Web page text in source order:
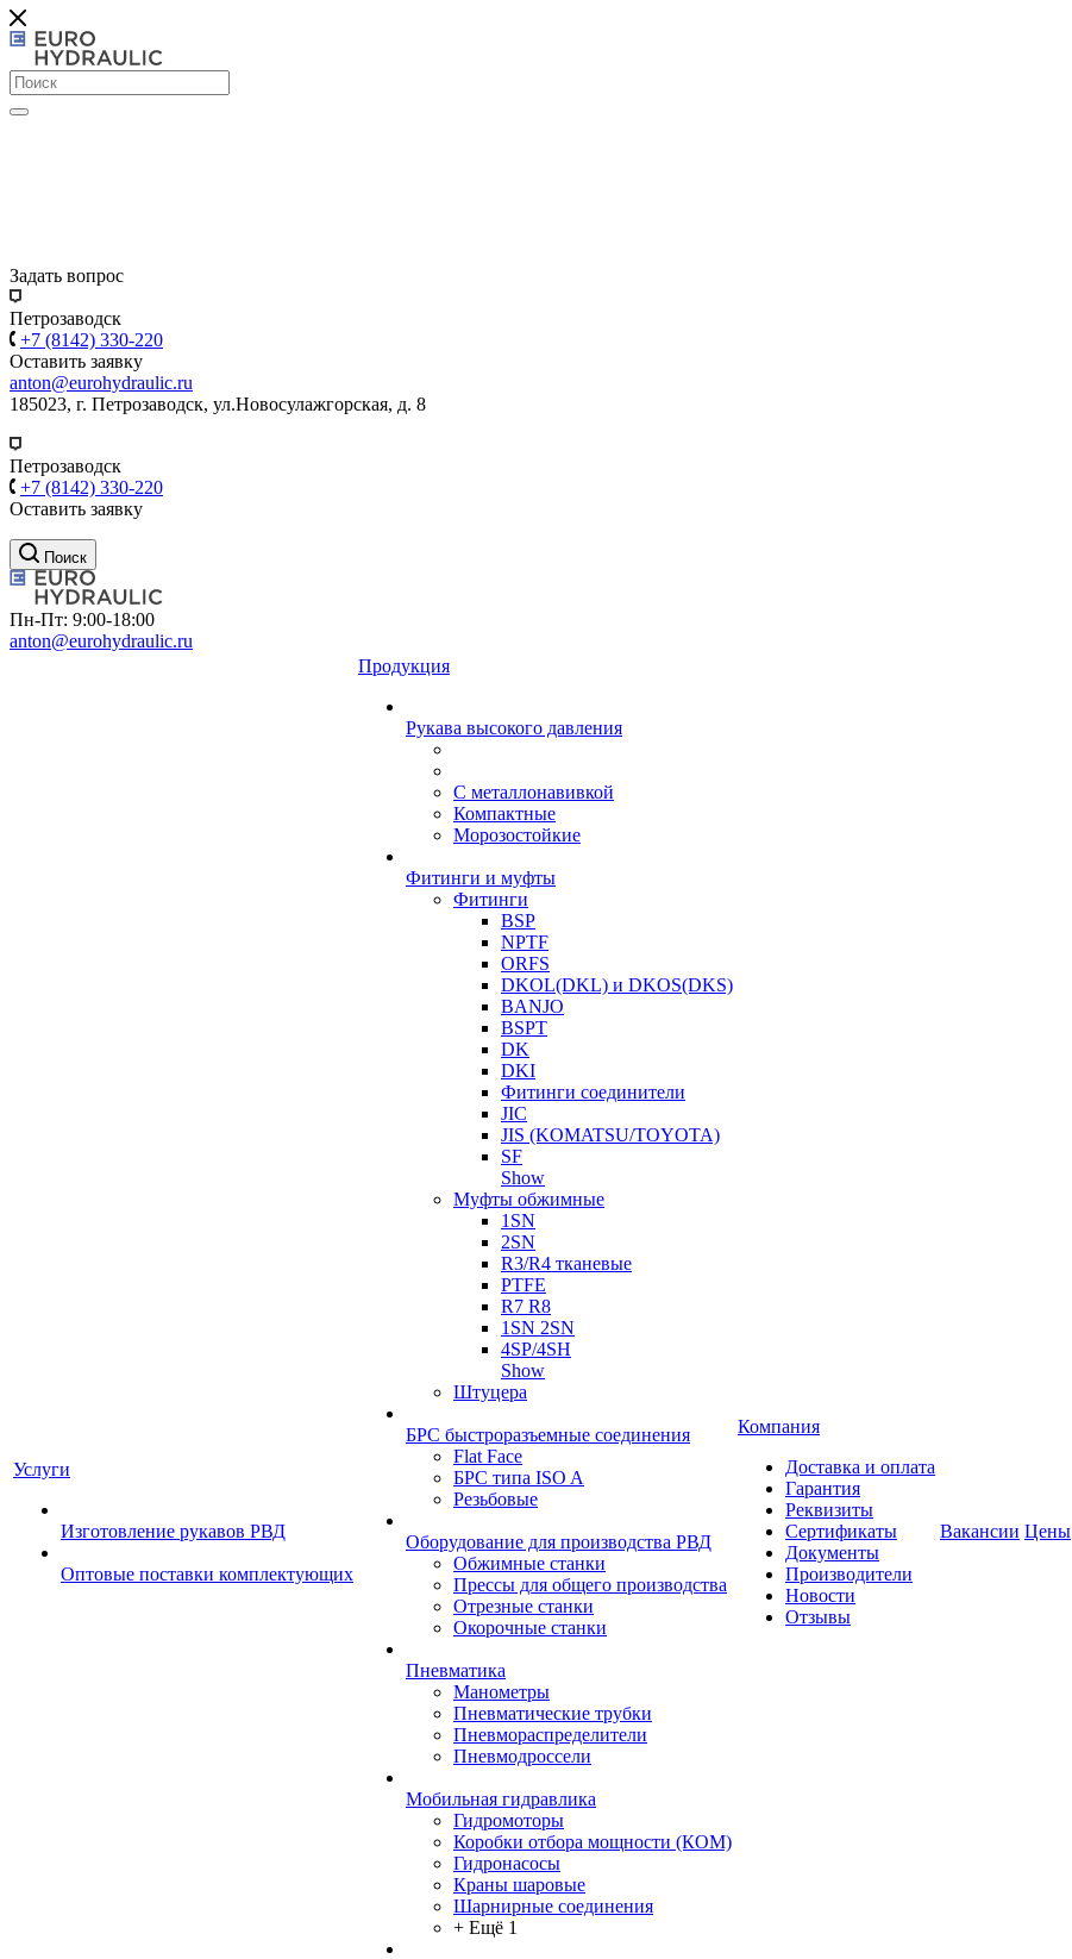
Задать вопрос
Петрозаводск
+7 (8142) 330-220
Оставить заявку
anton@eurohydraulic.ru
185023, г. Петрозаводск, ул.Новосулажгорская, д. 8
Петрозаводск
+7 (8142) 330-220
Оставить заявку
Поиск
Пн-Пт: 9:00-18:00
anton@eurohydraulic.ru
Услуги
Изготовление рукавов РВД
Оптовые поставки комплектующих
Продукция
Рукава высокого давления
С металлонавивкой
Компактные
Морозостойкие
Фитинги и муфты
Фитинги
BSP
NPTF
ORFS
DKOL(DKL) и DKOS(DKS)
BANJO
BSPT
DK
DKI
Фитинги соединители
JIC
JIS (KOMATSU/TOYOTA)
SF
Show
Муфты обжимные
1SN
2SN
R3/R4 тканевые
PTFE
R7 R8
1SN 2SN
4SP/4SH
Show
Штуцера
БРС быстроразъемные соединения
Flat Face
БРС типа ISO A
Резьбовые
Оборудование для производства РВД
Обжимные станки
Прессы для общего производства
Отрезные станки
Окорочные станки
Пневматика
Манометры
Пневматические трубки
Пневмораспределители
Пневмодроссели
Мобильная гидравлика
Гидромоторы
Коробки отбора мощности (КОМ)
Гидронасосы
Краны шаровые
Шарнирные соединения
+ Ещё 1
Компания
Доставка и оплата
Гарантия
Реквизиты
Сертификаты
Документы
Производители
Новости
Отзывы
Вакансии Цены